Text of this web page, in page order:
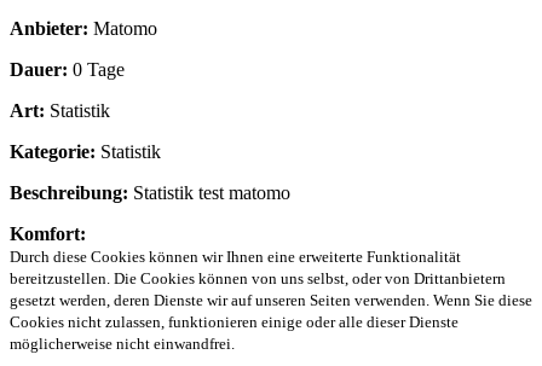
Anbieter: Matomo
Dauer: 0 Tage
Art: Statistik
Kategorie: Statistik
Beschreibung: Statistik test matomo
Komfort:
Durch diese Cookies können wir Ihnen eine erweiterte Funktionalität
bereitzustellen. Die Cookies können von uns selbst, oder von Drittanbietern
gesetzt werden, deren Dienste wir auf unseren Seiten verwenden. Wenn Sie diese
Cookies nicht zulassen, funktionieren einige oder alle dieser Dienste
möglicherweise nicht einwandfrei.